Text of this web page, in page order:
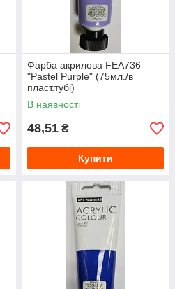
Фарба акрилова FEA736
"Pastel Purple" (75мл./в
пласт.тубі)
В наявності
48,51 ₴
Купити